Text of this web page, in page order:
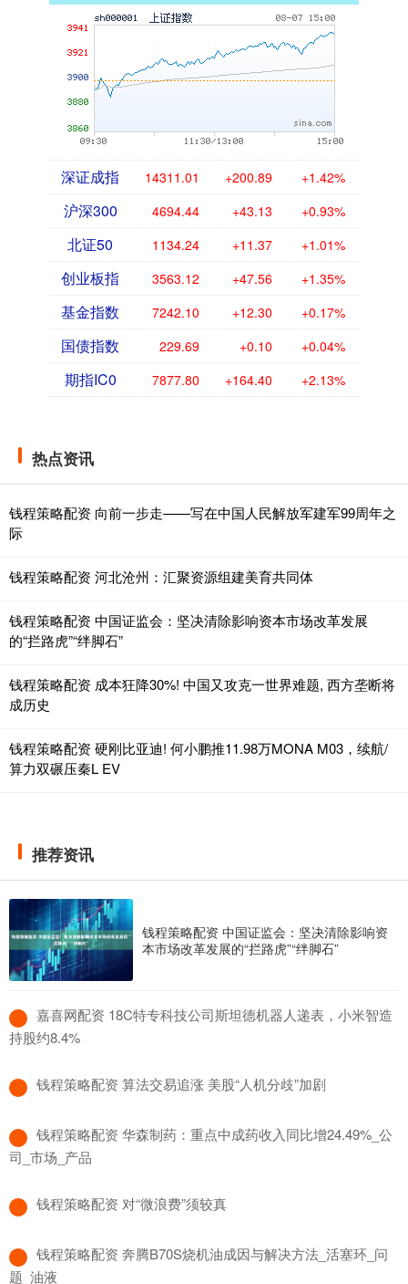
深证成指 14311.01 +200.89 +1.42%
沪深300 4694.44 +43.13 +0.93%
北证50 1134.24 +11.37 +1.01%
创业板指 3563.12 +47.56 +1.35%
基金指数 7242.10 +12.30 +0.17%
国债指数 229.69 +0.10 +0.04%
期指IC0 7877.80 +164.40 +2.13%
热点资讯
钱程策略配资 向前一步走——写在中国人民解放军建军99周年之
际
钱程策略配资 河北沧州：汇聚资源组建美育共同体
钱程策略配资 中国证监会：坚决清除影响资本市场改革发展
的“拦路虎”“绊脚石”
钱程策略配资 成本狂降30%! 中国又攻克一世界难题, 西方垄断将
成历史
钱程策略配资 硬刚比亚迪! 何小鹏推11.98万MONA M03，续航/
算力双碾压秦L EV
推荐资讯
钱程策略配资 中国证监会：坚决清除影响资
本市场改革发展的“拦路虎”“绊脚石”
​嘉喜网配资 18C特专科技公司斯坦德机器人递表，小米智造
持股约8.4%
​钱程策略配资 算法交易追涨 美股“人机分歧”加剧
​钱程策略配资 华森制药：重点中成药收入同比增24.49%_公
司_市场_产品
​钱程策略配资 对“微浪费”须较真
​钱程策略配资 奔腾B70S烧机油成因与解决方法_活塞环_问
题_油液